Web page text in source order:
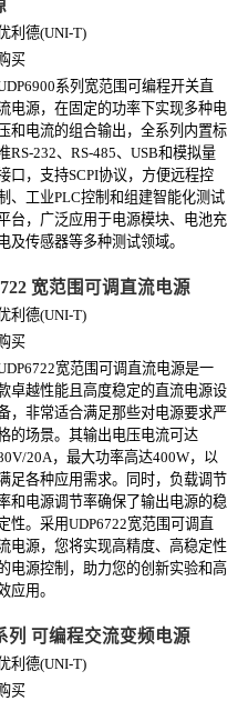
利德(UNI-T)
买
系列宽范围可编程开关直
电源，在固定的功率下实现多种电
和电流的组合输出，全系列内置标
RS-232、RS-485、USB和模拟量
口，支持SCPI协议，方便远程控
、工业PLC控制和组建智能化测试
台，广泛应用于电源模块、电池充
及传感器等多种测试领域。
宽范围可调直流电源
利德(UNI-T)
买
宽范围可调直流电源是一
卓越性能且高度稳定的直流电源设
，非常适合满足那些对电源要求严
的场景。其输出电压电流可达
20A，最大功率高达400W，以
足各种应用需求。同时，负载调节
和电源调节率确保了输出电源的稳
性。采用UDP6722宽范围可调直
电源，您将实现高精度、高稳定性
电源控制，助力您的创新实验和高
应用。
列 可编程交流变频电源
利德(UNI-T)
买